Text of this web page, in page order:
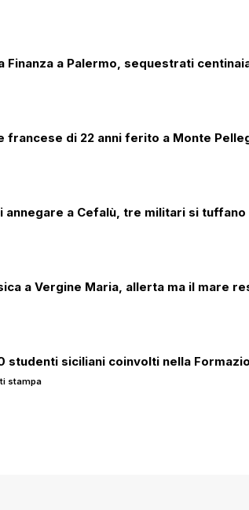
Finanza a Palermo, sequestrati
francese di 22 anni ferito a Monte
annegare a Cefalù, tre militari si tuffano
a Vergine Maria, allerta ma il mare
studenti siciliani coinvolti nella
stampa